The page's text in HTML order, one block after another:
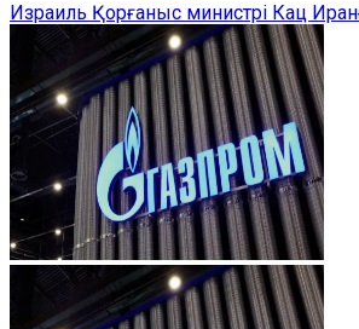
Израиль Қорғаныс министрі Кац